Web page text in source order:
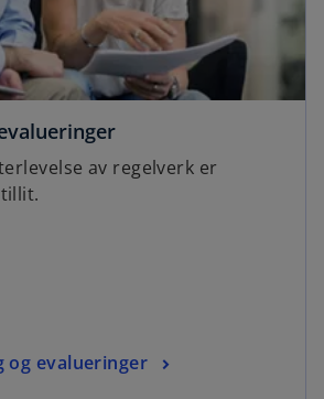
av regelverk er
og evalueringer